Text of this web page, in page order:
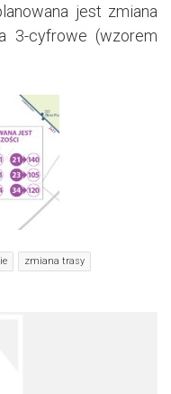
jest zmiana
3-cyfrowe (wzorem
zmiana trasy